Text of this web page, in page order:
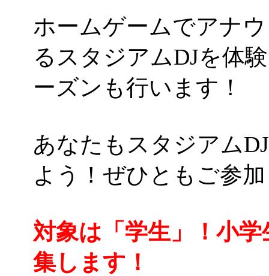
ホームゲームでアナ
るスタジアムDJを体
ーズンも行います！
あなたもスタジアム
よう！ぜひともご参
対象は「学生」！小
集します！